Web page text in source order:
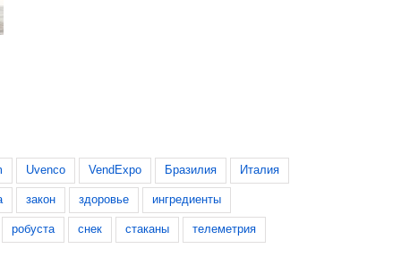
Uvenco VendExpo Бразилия Италия
закон здоровье ингредиенты
робуста снек стаканы телеметрия